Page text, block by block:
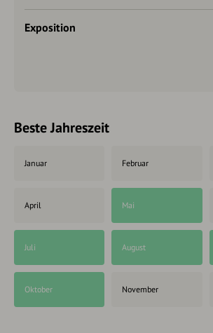
Exposition
Beste Jahreszeit
Januar Februar
April Mai
Juli August
Oktober November